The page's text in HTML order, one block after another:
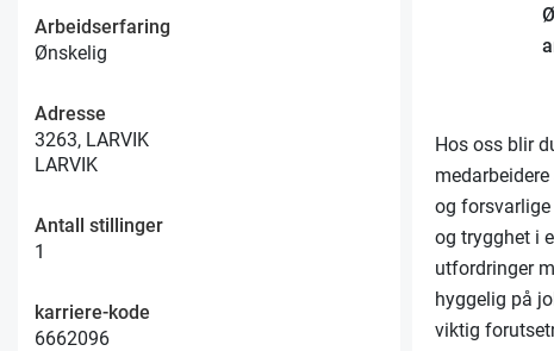
Arbeidserfaring
Ønskelig
Adresse
3263, LARVIK
LARVIK
Antall stillinger
1
karriere-kode
6662096
Hos oss blir
og
og trygghet i
utfordringer
hyggelig på
viktig